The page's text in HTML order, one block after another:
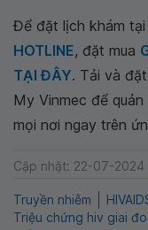
Để đặt lịch khám tại
HOTLINE, đặt mua
TẠI ĐÂY. Tải và
My Vinmec để
mọi nơi ngay trên
Cập nhật: 22-07-2024
Truyền nhiễm
Triệu chứng hiv giai